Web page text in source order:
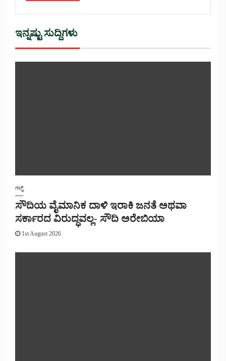
ಇನ್ನಷ್ಟು ಸುದ್ದಿಗಳು
ಗಲ್ಫ್
ಸೌದಿಯ ವೈಮಾನಿಕ ದಾಳಿ ಇರಾಕಿ ಜನತೆ ಅಥವಾ
ಸರ್ಕಾರದ ವಿರುದ್ಧವಲ್ಲ- ಸೌದಿ ಅರೇಬಿಯಾ
1st August 2026